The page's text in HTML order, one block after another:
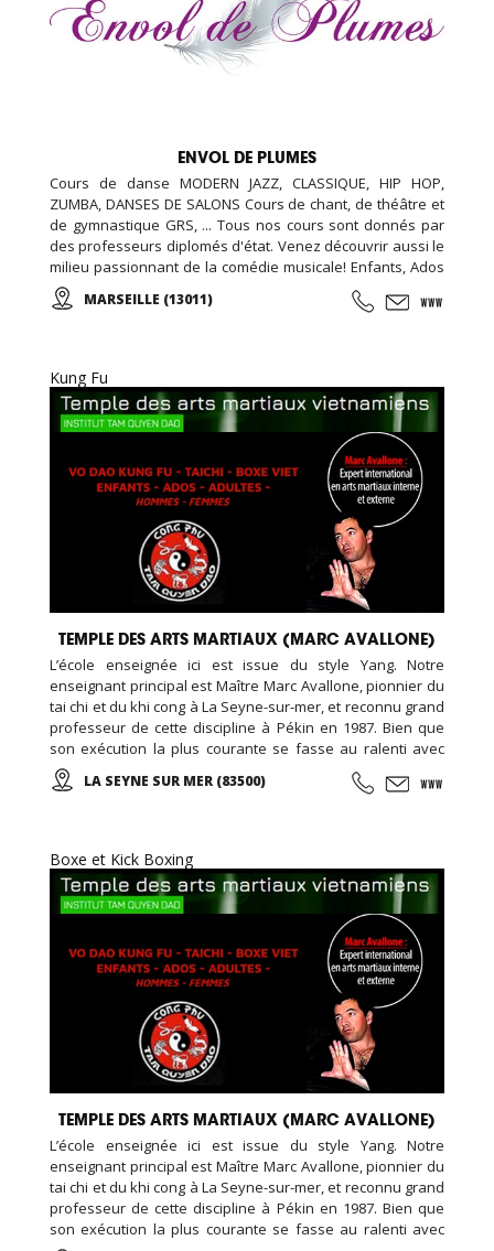
ENVOL DE PLUMES
Cours de danse MODERN JAZZ, CLASSIQUE, HIP HOP,
ZUMBA, DANSES DE SALONS Cours de chant, de théâtre et
de gymnastique GRS, ... Tous nos cours sont donnés par
des professeurs diplomés d'état. Venez découvrir aussi le
milieu passionnant de la comédie musicale! Enfants, Ados
et Adultes. Stages vacances, Anniversaires, ... Cours
d'essai offert !
MARSEILLE (13011)
Kung Fu
TEMPLE DES ARTS MARTIAUX (MARC AVALLONE)
L’école enseignée ici est issue du style Yang. Notre
enseignant principal est Maître Marc Avallone, pionnier du
tai chi et du khi cong à La Seyne-sur-mer, et reconnu grand
professeur de cette discipline à Pékin en 1987. Bien que
son exécution la plus courante se fasse au ralenti avec
des mouvements doux et unis entre eux, le thai cuc quyen
(taichi) peut s’exécuter de bien des manières différentes,
LA SEYNE SUR MER (83500)
Boxe et Kick Boxing
TEMPLE DES ARTS MARTIAUX (MARC AVALLONE)
L’école enseignée ici est issue du style Yang. Notre
enseignant principal est Maître Marc Avallone, pionnier du
tai chi et du khi cong à La Seyne-sur-mer, et reconnu grand
professeur de cette discipline à Pékin en 1987. Bien que
son exécution la plus courante se fasse au ralenti avec